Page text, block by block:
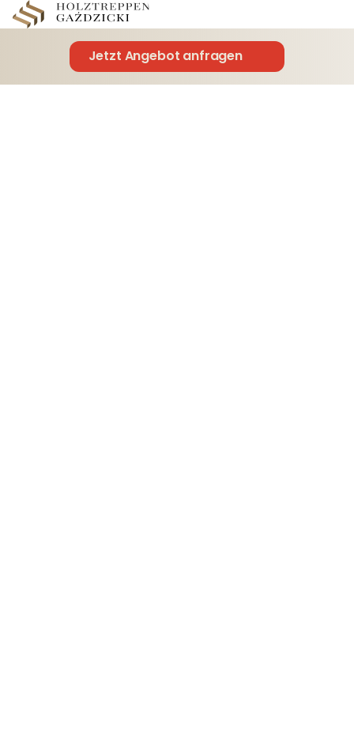
Jetzt Angebot anfragen